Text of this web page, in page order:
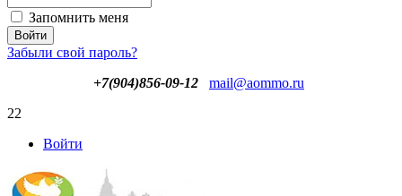
Запомнить меня
Забыли свой пароль?
+7(904)856-09-12
mail@aommo.ru
22
Войти